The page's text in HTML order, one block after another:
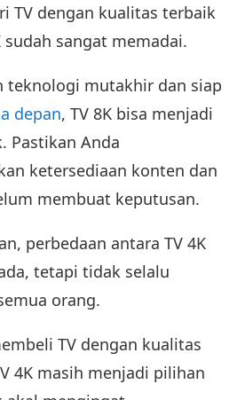
TV dengan kualitas terbaik
sangat memadai.
teknologi mutakhir dan siap
depan, TV 8K bisa menjadi
Pastikan Anda
ketersediaan konten dan
membuat keputusan.
perbedaan antara TV 4K
tetapi tidak selalu
orang.
TV dengan kualitas
4K masih menjadi pilihan